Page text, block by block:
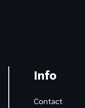
Info
Contact